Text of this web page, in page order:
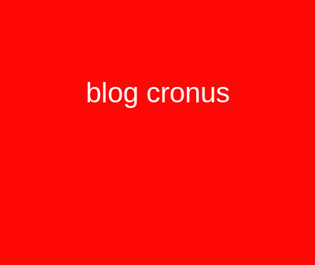
blog cronus